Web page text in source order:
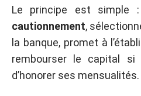
Le principe est simple
cautionnement,
la banque, promet à
rembourser le capital si
d’honorer ses mensualités.